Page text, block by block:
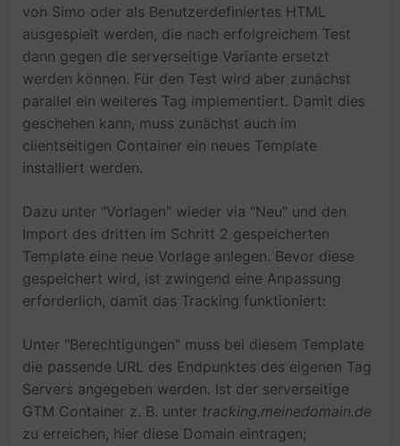
von Simo oder als Benutzerdefiniertes HTML
ausgespielt werden, die nach erfolgreichem Test
dann gegen die serverseitige Variante ersetzt
werden können. Für den Test wird aber zunächst
parallel ein weiteres Tag implementiert. Damit dies
geschehen kann, muss zunächst auch im
clientseitigen Container ein neues Template
installiert werden.
Dazu unter "Vorlagen" wieder via "Neu" und den
Import des dritten im Schritt 2 gespeicherten
Template eine neue Vorlage anlegen. Bevor diese
gespeichert wird, ist zwingend eine Anpassung
erforderlich, damit das Tracking funktioniert:
Unter "Berechtigungen" muss bei diesem Template
die passende URL des Endpunktes des eigenen Tag
Servers angegeben werden. Ist der serverseitige
GTM Container z. B. unter tracking.meinedomain.de
zu erreichen, hier diese Domain eintragen;